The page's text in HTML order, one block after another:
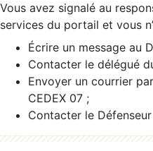
Vous avez signalé au
services du portail et vous
Écrire un message au
Contacter le délégué
Envoyer un courrier
CEDEX 07 ;
Contacter le